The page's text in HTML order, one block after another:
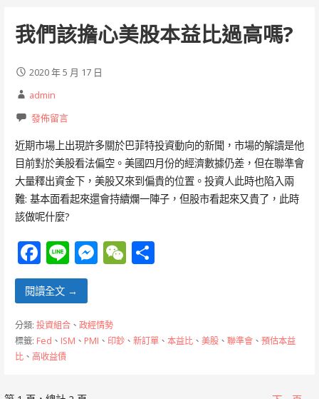
我們該擔心美股本益比過高嗎?
2020 年 5 月 17 日
admin
發佈留言
近期市場上出現許多關於巴菲特投資動向的新聞，市場的解讀是他
目前對於美股看法偏空。美國四月份的經濟數據仍差，但在聯準會
大量釋出資金下，美股又來到偏貴的位置。投資人此時也陷入兩
難: 基本面看起來還會持續爛一陣子，但股市看起來又貴了，此時
該做呢什麼?
F
ac
e
b
o
o
k
Li
n
e
M
e
n
W
at
分
閱讀全文 →
分類: 投資組合、 政經情勢
標籤: Fed 、 ISM 、 PMI 、 印鈔、 新訂單、 本益比、 美股、 聯準會、 預估本益
比、 高收益債